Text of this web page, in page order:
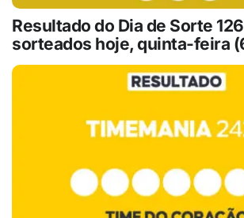
Resultado do Dia de Sorte
sorteados hoje, quinta-feira